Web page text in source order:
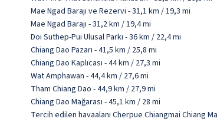
Mae Ngad Barajı ve Rezervi - 31,1 km / 19,3 mi
Mae Ngad Barajı - 31,2 km / 19,4 mi
Doi Suthep-Pui Ulusal Parkı - 36 km / 22,4 mi
Chiang Dao Pazarı - 41,5 km / 25,8 mi
Chiang Dao Kaplıcası - 44 km / 27,3 mi
Wat Amphawan - 44,4 km / 27,6 mi
Tham Chiang Dao - 44,9 km / 27,9 mi
Chiang Dao Mağarası - 45,1 km / 28 mi
Tercih edilen havaalanı Cherpue Chiangmai Chiang